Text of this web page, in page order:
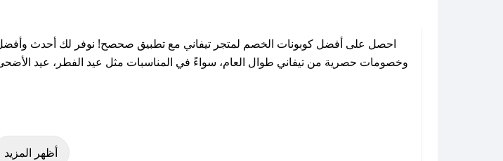
احصل على أفضل كوبونات الخصم لمتجر تيفاني مع تطبيق صحصح! نوفر لك أحدث
وخصومات حصرية من تيفاني طوال العام، سواءً في المناسبات مثل عيد الفطر، عيد
باستخدام تطبيق صحصح، يمكنك العثور بسهولة على كود خصم تيفاني. وفي حال
أظهر المزيد